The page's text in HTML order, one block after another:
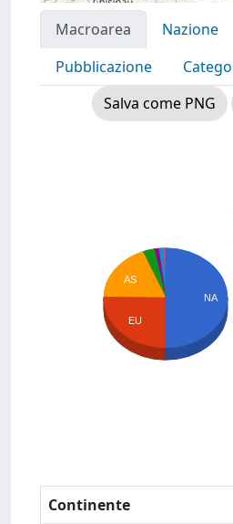
Macroarea Nazione
Pubblicazione
Salva come PNG
AS
EU
NA
Continente